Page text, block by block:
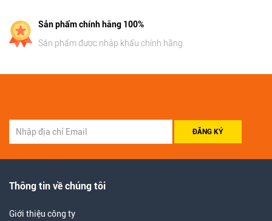
Sản phẩm chính hãng 100%
Sản phẩm được nhập khẩu chính hãng.
ĐĂNG KÝ
Thông tin về chúng tôi
Giới thiệu công ty